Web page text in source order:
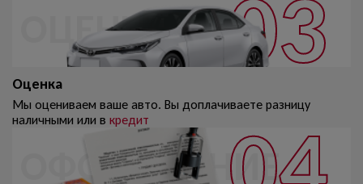
ОЦЕНКА
Оценка
Мы оцениваем ваше авто. Вы доплачиваете разницу
наличными или в кредит
ОФОРМЛЕНИЕ